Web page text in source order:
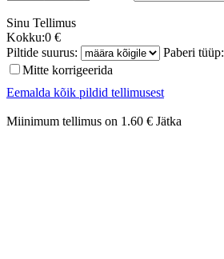
Sinu Tellimus
Kokku:0 €
Piltide suurus:
Paberi tüüp:
Mitte korrigeerida
Eemalda kõik pildid tellimusest
Miinimum tellimus on 1.60 € Jätka